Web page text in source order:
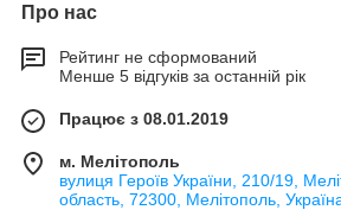
Про нас
Рейтинг не сформований
Менше 5 відгуків за останній рік
Працює з 08.01.2019
м. Мелітополь
вулиця Героїв України, 210/19,
область, 72300, Мелітополь,